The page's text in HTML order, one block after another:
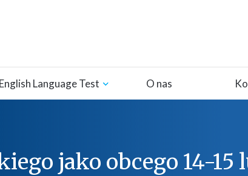
Language Test O nas
jako obcego 14-15